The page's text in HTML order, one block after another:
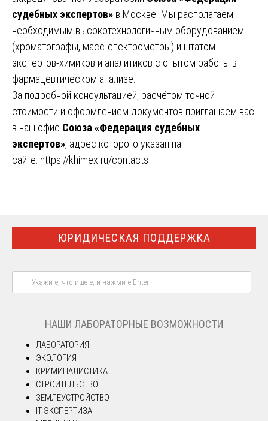
судебных экспертов» в Москве. Мы располагаем
необходимым высокотехнологичным оборудованием
(хроматографы, масс-спектрометры) и штатом
экспертов-химиков и аналитиков с опытом работы в
фармацевтическом анализе.
За подробной консультацией, расчётом точной
стоимости и оформлением документов приглашаем вас
в наш офис Союза «Федерация судебных
экспертов», адрес которого указан на
сайте: https://khimex.ru/contacts
ЮРИДИЧЕСКАЯ ПОДДЕРЖКА
НАШИ ЛАБОРАТОРНЫЕ ВОЗМОЖНОСТИ
ЛАБОРАТОРИЯ
ЭКОЛОГИЯ
КРИМИНАЛИСТИКА
СТРОИТЕЛЬСТВО
ЗЕМЛЕУСТРОЙСТВО
IT ЭКСПЕРТИЗА